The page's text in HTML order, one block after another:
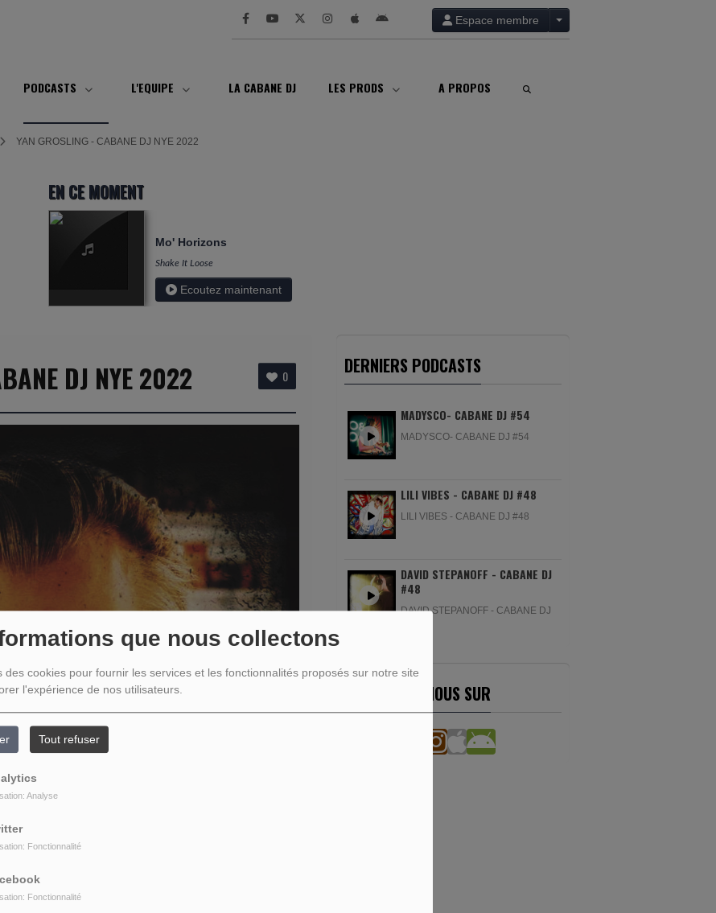
que nous collectons
des cookies pour fournir les services et les fonctionnalités proposés sur notre site
l'expérience de nos utilisateurs.
Tout refuser
Analyse
Fonctionnalité
Fonctionnalité
Espace membre
PODCASTS L'EQUIPE LA CABANE DJ LES PRODS A PROPOS
YAN GROSLING - CABANE DJ NYE 2022
EN CE MOMENT
Mo' Horizons
Shake It Loose
Ecoutez maintenant
0
DJ NYE 2022 DERNIERS PODCASTS
MADYSCO- CABANE DJ #54
MADYSCO- CABANE DJ #54
LILI VIBES - CABANE DJ #48
LILI VIBES - CABANE DJ #48
DAVID STEPANOFF - CABANE DJ
#48
DAVID STEPANOFF - CABANE DJ
RETROUVEZ-NOUS SUR